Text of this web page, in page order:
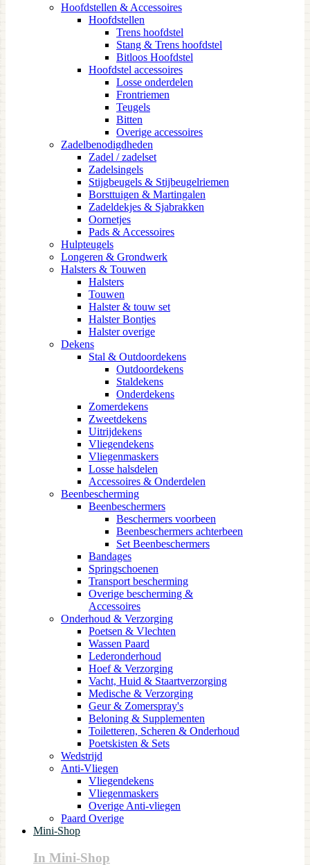
Hoofdstellen & Accessoires
Hoofdstellen
Trens hoofdstel
Stang & Trens hoofdstel
Bitloos Hoofdstel
Hoofdstel accessoires
Losse onderdelen
Frontriemen
Teugels
Bitten
Overige accessoires
Zadelbenodigdheden
Zadel / zadelset
Zadelsingels
Stijgbeugels & Stijbeugelriemen
Borsttuigen & Martingalen
Zadeldekjes & Sjabrakken
Oornetjes
Pads & Accessoires
Hulpteugels
Longeren & Grondwerk
Halsters & Touwen
Halsters
Touwen
Halster & touw set
Halster Bontjes
Halster overige
Dekens
Stal & Outdoordekens
Outdoordekens
Staldekens
Onderdekens
Zomerdekens
Zweetdekens
Uitrijdekens
Vliegendekens
Vliegenmaskers
Losse halsdelen
Accessoires & Onderdelen
Beenbescherming
Beenbeschermers
Beschermers voorbeen
Beenbeschermers achterbeen
Set Beenbeschermers
Bandages
Springschoenen
Transport bescherming
Overige bescherming &
Accessoires
Onderhoud & Verzorging
Poetsen & Vlechten
Wassen Paard
Lederonderhoud
Hoef & Verzorging
Vacht, Huid & Staartverzorging
Medische & Verzorging
Geur & Zomerspray's
Beloning & Supplementen
Toiletteren, Scheren & Onderhoud
Poetskisten & Sets
Wedstrijd
Anti-Vliegen
Vliegendekens
Vliegenmaskers
Overige Anti-vliegen
Paard Overige
Mini-Shop
In Mini-Shop